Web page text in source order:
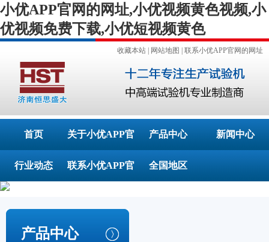
小优APP官网的网址,小优视频黄色视频,小
优视频免费下载,小优短视频黄色
收藏本站 网站地图 联系小优APP官网的网址
首页 关于小优APP官
网的网址
产品中心 新闻中心
行业动态 联系小优APP官 全国地区
产品中心